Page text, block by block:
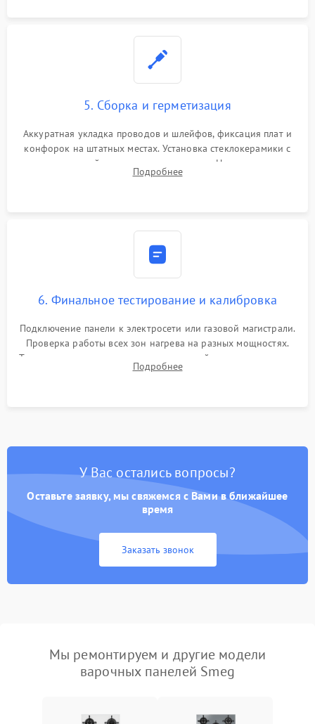
5. Сборка и герметизация
Аккуратная укладка проводов и шлейфов, фиксация плат и
конфорок на штатных местах. Установка стеклокерамики с
проверкой равномерности зазоров. Нанесение
термостойкого герметика или укладка уплотнительной
Подробнее
6. Финальное тестирование и калибровка
Подключение панели к электросети или газовой магистрали.
Проверка работы всех зон нагрева на разных мощностях.
Тестирование сенсорного управления, таймера, индикаторов
остаточного тепла и систем защиты от перегрева.
Подробнее
У Вас остались вопросы?
Оставьте заявку, мы свяжемся с Вами в ближайшее
время
Заказать звонок
Мы ремонтируем и другие модели
варочных панелей Smeg